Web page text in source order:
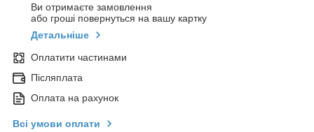
Ви отримаєте замовлення
або гроші повернуться на вашу картку
Детальніше
Оплатити частинами
Післяплата
Оплата на рахунок
Всі умови оплати